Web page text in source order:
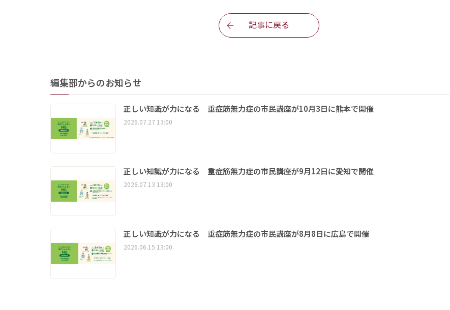
記事に戻る
編集部からのお知らせ
正しい知識が力になる 重症筋無力症の市民講座が10月3日に熊本で開催
2026.07.27 13:00
正しい知識が力になる 重症筋無力症の市民講座が9月12日に愛知で開催
2026.07.13 13:00
正しい知識が力になる 重症筋無力症の市民講座が8月8日に広島で開催
2026.06.15 13:00